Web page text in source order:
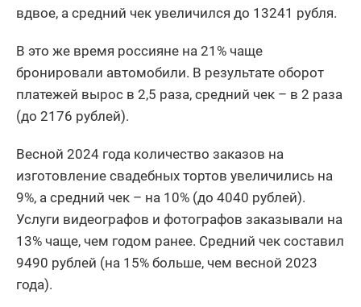
вдвое, а средний чек увеличился до 13241 рубля.
В это же время россияне на 21% чаще
бронировали автомобили. В результате оборот
платежей вырос в 2,5 раза, средний чек – в 2 раза
(до 2176 рублей).
Весной 2024 года количество заказов на
изготовление свадебных тортов увеличились на
9%, а средний чек – на 10% (до 4040 рублей).
Услуги видеографов и фотографов заказывали на
13% чаще, чем годом ранее. Средний чек составил
9490 рублей (на 15% больше, чем весной 2023
года).